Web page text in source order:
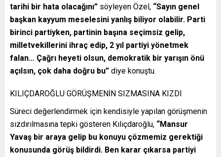
tarihi bir hata olacağını” söyleyen Özel, “Sayın genel
başkan kayyum meselesini yanlış biliyor olabilir. Parti
birinci partiyken, partinin başına seçimsiz gelip,
milletvekillerini ihraç edip, 2 yıl partiyi yönetmek
falan… Çağrı heyeti olsun, demokratik bir yarışın önü
açılsın, çok daha doğru bu” diye konuştu.
KILIÇDAROĞLU GÖRÜŞMENİN SIZMASINA KIZDI
Süreci değerlendirmek için kendisiyle yapılan görüşmenin
sızdırılmasına tepki gösteren Kılıçdaroğlu, “Mansur
Yavaş bir araya gelip bu konuyu çözmemiz gerektiği
konusunda görüş bildirdi. Ben karar çıkarsa partiyi